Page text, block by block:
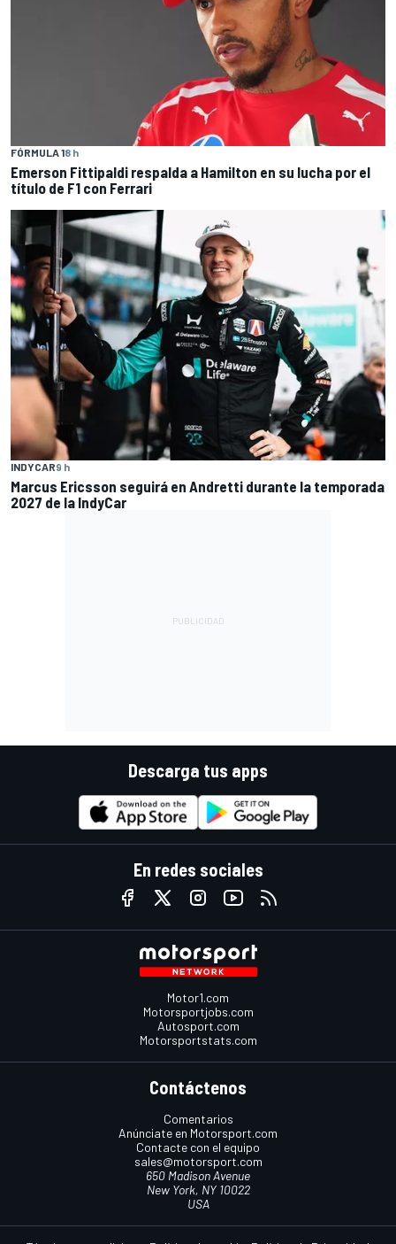
FÓRMULA 18 h
Emerson Fittipaldi respalda a Hamilton en su lucha por el
título de F1 con Ferrari
INDYCAR9 h
Marcus Ericsson seguirá en Andretti durante la temporada
2027 de la IndyCar
Descarga tus apps
En redes sociales
Motor1.com
Motorsportjobs.com
Autosport.com
Motorsportstats.com
Contáctenos
Comentarios
Anúnciate en Motorsport.com
Contacte con el equipo
sales@motorsport.com
650 Madison Avenue
New York, NY 10022
USA